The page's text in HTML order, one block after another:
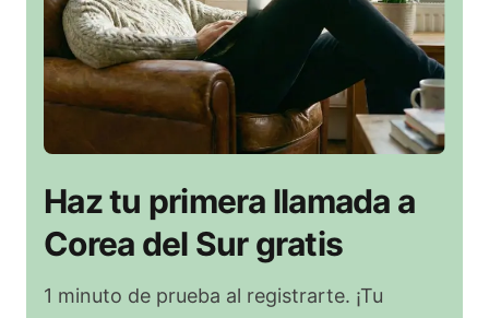
Haz tu primera llamada a
Corea del Sur gratis
1 minuto de prueba al registrarte. ¡Tu